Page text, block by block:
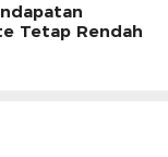
Tetap Rendah